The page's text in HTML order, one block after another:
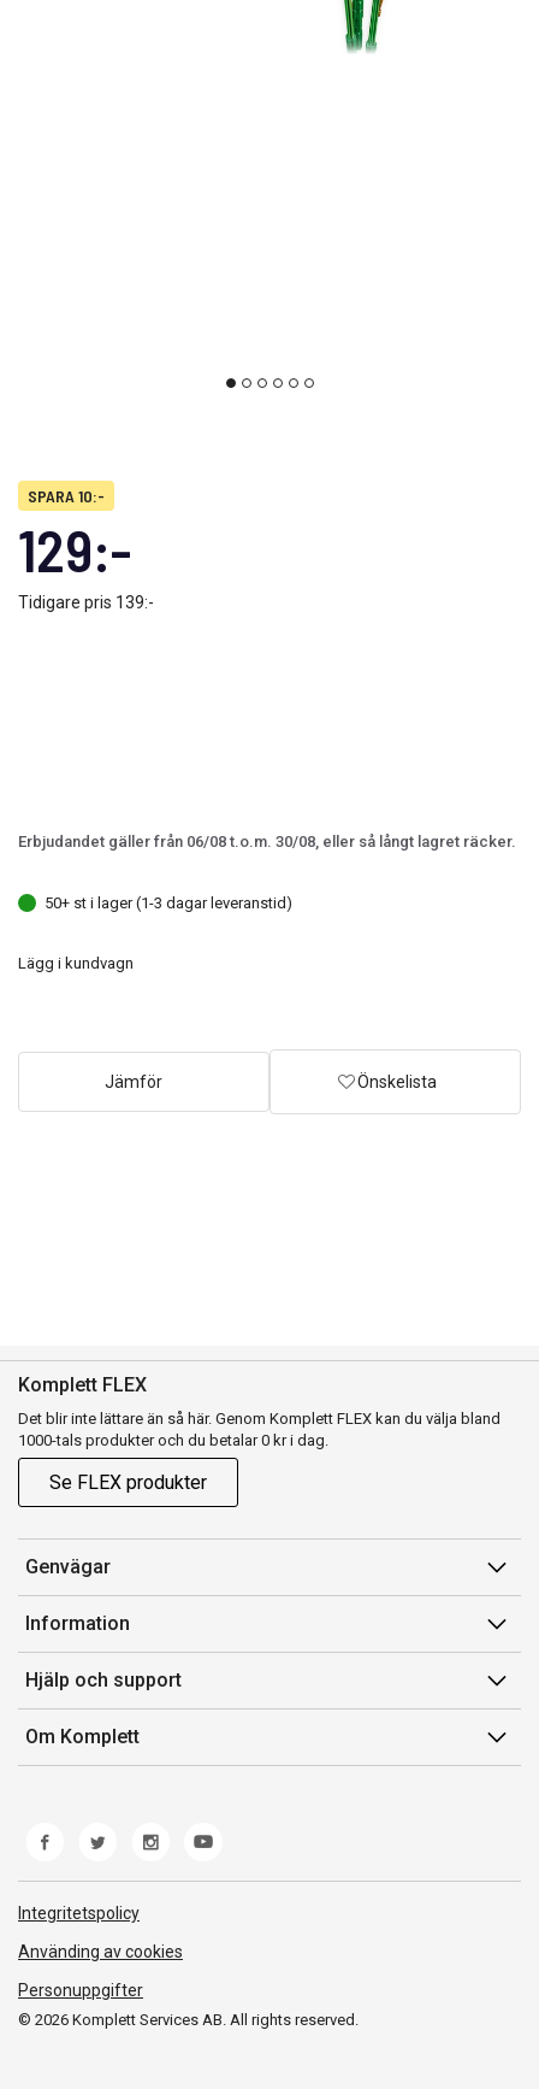
SPARA 10:-
129:-
Tidigare pris 139:-
Erbjudandet gäller från 06/08 t.o.m. 30/08, eller så långt lagret räcker.
50+ st i lager (1-3 dagar leveranstid)
Lägg i kundvagn
Jämför Önskelista
Komplett FLEX
Det blir inte lättare än så här. Genom Komplett FLEX kan du välja bland
1000-tals produkter och du betalar 0 kr i dag.
Se FLEX produkter
Genvägar
Konto
Orderhistorik
Presentkort
Komplett Club
Information
Försäljningsvillkor
Medlemsvillkor for Komplett Club
Lediga tjänster
Hjälp och support
Kontakta oss
Kundservice
Produkthjälp och retur
Felsökning och guider
Frakt och leverans
Om Komplett
© 2026 Komplett Services AB. All rights reserved.
Integritetspolicy
Använding av cookies
Personuppgifter